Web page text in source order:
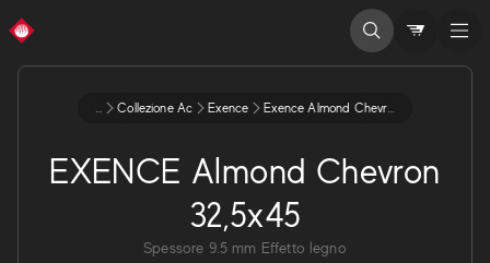
... Collezione Ac Exence Exence Almond Chevron 325x45
EXENCE Almond Chevron
32,5x45
Spessore 9.5 mm Effetto legno